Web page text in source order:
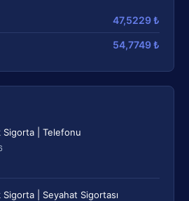
47,5229 ₺
54,7749 ₺
Sigorta | Telefonu
| Seyahat Sigortası